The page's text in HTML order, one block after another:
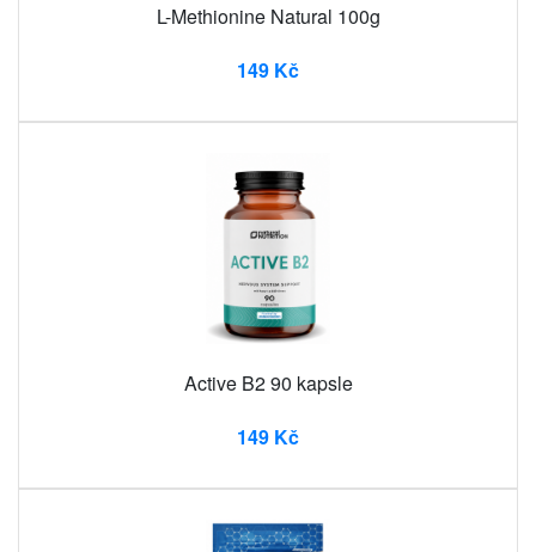
L-Methionine Natural 100g
149 Kč
Active B2 90 kapsle
149 Kč